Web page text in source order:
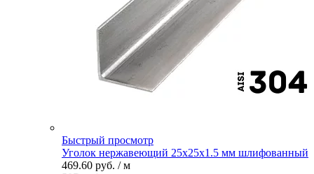
Быстрый просмотр
Уголок нержавеющий 25х25х1.5 мм шлифованный
469.60 руб. / м